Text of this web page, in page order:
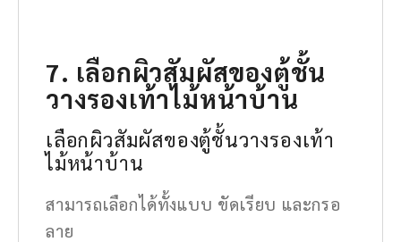
7. เลือกผิวสัมผัสของตู้ชั้น
วางรองเท้าไม้หน้าบ้าน
เลือกผิวสัมผัสของตู้ชั้นวางรองเท้า
ไม้หน้าบ้าน
สามารถเลือกได้ทั้งแบบ ขัดเรียบ และกรอ
ลาย